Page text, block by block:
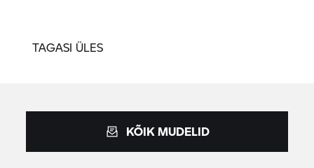
TAGASI ÜLES
KÕIK MUDELID